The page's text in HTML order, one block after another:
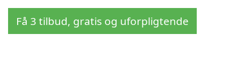
Få 3 tilbud, gratis og uforpligtende